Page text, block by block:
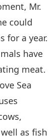
Mr.
could
for a year.
have
meat.
Sea
as fish